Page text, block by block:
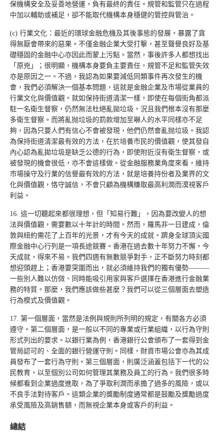
保機構安全及妥善地營運，負有最終的責任。規管和監管只在過程
中加以輔助或補足，卻不能取代機構本身穩健的管控與管治。
(c) 行業文化：最近的環球金融危機及其後事態的發展，暴露了貪
得無厭會帶來的惡果。不僅金融企業大受打擊，甚至聲譽良好及基
礎穩固的金融中心亦因此而蒙上污點。當然，事後許多人都想找出
「原兇」；很明顯，機構本身要負主要責任，規管不足和監管失效
亦是原因之一。不過，我認為如果要減低同類事件再次發生的機
會，我們必須解決一個基本問題，這就是金融企業及市場從業員的
行業文化與價值觀。就如保持街道清潔一樣，即使在每個街角都派
駐一名衛生督察，仍然無法杜絕亂拋垃圾，況且我們根本沒有那麼
多衛生督察。而將亂抛垃圾的罰款增加至嚇人的水平同樣亦不足
夠，因為只要人們有信心不會被發現，他們仍然會亂抛垃圾。我認
為保持街道清潔最有效的方法，在於培養市民的價值觀，使其發自
內心認為亂拋垃圾是缺乏公德的行為，即使附近沒有衛生督察，或
被發現的機會很低，亦不會這樣做。從金融服務業角度來看，維持
市場操守及行業的信譽最有效的方法，就是培養持份者及業界的文
化與價值觀，恪守誠信，不會只顧為機構賺取最高利潤而漠視客戶
利益。
16. 這一切聽起來都很理想，但「知易行難」，因為要改變人的想
法與價值觀，需要數以十年計的時間。然而，羅馬非一日建成，倫
敦與紐約需花了上百年的光景，才有今天的成就。躋身全球頂尖國
際金融中心行列是一項長途競賽。香港在過去數十年努力不懈，今
天成就，得來不易。我們四週有無數競爭對手，正不斷努力時刻都
想迎頭趕上；香港要突圍而出，就必須維持我們的獨有優勢———
一些別人難以仿傚、同時能吸引用家與客戶選擇在香港進行金融業
務的特質。那麼，我們應該做些甚麼？我們可以從三個層面去塑造
行為模式及價值觀。
17. 第一個層面，當然是法例與規則所列明的規定，有關各方必須
遵守。第二個層面，是一般以不同的專業或行業組織，以行為守則
形式列出的要求。以銀行業為例，香港銀行公會頒布了一套得到金
管局認可的、全面的銀行營運守則。同樣，財資市場公會亦為其成
員發布了一套行為守則。第三個層面，則廣泛涵蓋包括下一代的公
民教育，以至個別公司如何管理其業務及員工的行為。我們很多時
候都看到企業過度進取，為了爭取利潤而承擔了過多的風險，或以
不良手法對待客戶。這類企業的獎勵制度通常都是鼓勵及獎勵過度
承受風險及高銷售額，而無視企業本身或客戶的利益。
總結